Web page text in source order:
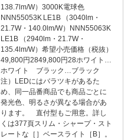
138.7lm/W）3000K電球色
NNN55053K LE1B （3040lm・
21.7W・140.0lm/W）NNN55063K
LE1B （2940lm・21.7W・
135.4lm/W）希望小売価格（税抜）
49,800円2849,800円28ホワイト…
ホワイト ブラック…ブラック
注）LEDにはバラツキがあるた
め、同一品番商品でも商品ごとに
発光色、明るさが異なる場合があ
ります。 直付型もご用意。詳し
くは377頁スリム・シャープ・スト
レートな［］ベースライト［B］。